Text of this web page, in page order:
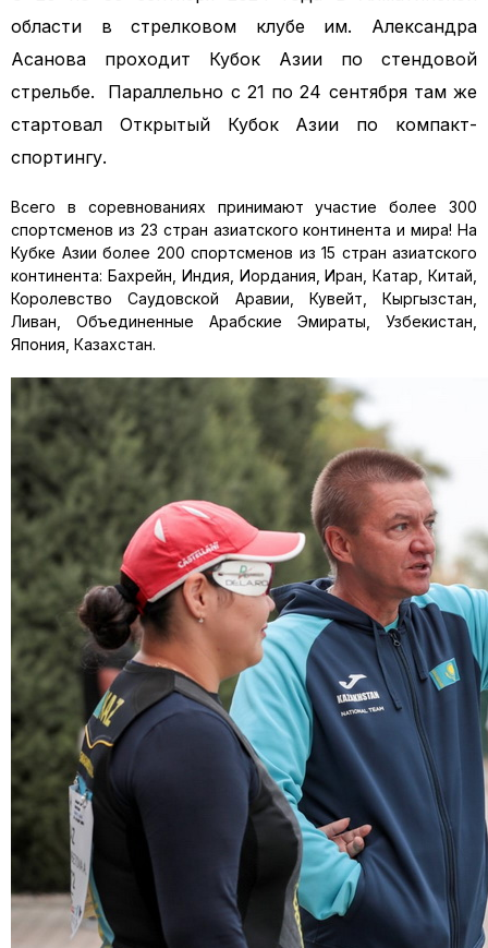
области в стрелковом клубе им. Александра
Асанова проходит Кубок Азии по стендовой
стрельбе. Параллельно с 21 по 24 сентября там же
стартовал Открытый Кубок Азии по компакт-
спортингу.
Всего в соревнованиях принимают участие более 300
спортсменов из 23 стран азиатского континента и мира! На
Кубке Азии более 200 спортсменов из 15 стран азиатского
континента: Бахрейн, Индия, Иордания, Иран, Катар, Китай,
Королевство Саудовской Аравии, Кувейт, Кыргызстан,
Ливан, Объединенные Арабские Эмираты, Узбекистан,
Япония, Казахстан.